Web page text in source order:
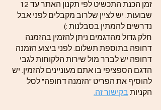
זמן הכנת התכשיט לפי תקנון האתר עד 12
שבועות. יש לציין שלרוב מקבלים לפני אבל
נדרשים להמתין בסבלנות :)
חלק גדול מהדגמים ניתן להזמין בהזמנה
דחופה בתוספת תשלום. לפני ביצוע הזמנה
דחופה יש לברר מול שירות הלקוחות לגבי
הדגם הספציפי בו אתם מעוניינים להזמין. יש
להוסיף את הפריט "הזמנה דחופה" לסל
הקניות בקישור זה.